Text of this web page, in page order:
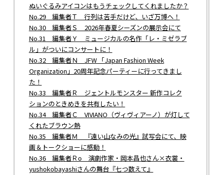
ぬいぐるみアイコンはもうチェックしてくれましたか？
No.29 編集者Ｔ 行列は苦手だけど、いざ万博へ！
No.30 編集者Ｓ 2026年春夏シーズンの展示会にて
No.31 編集者Ｙ ミュージカルの名作「レ・ミゼラブ
ル」がついにコンサートに！
No.32 編集者Ｎ JFW 「Japan Fashion Week
Organization」20周年記念パーティーに行ってきまし
た！
No.33 編集者Ｒ ジェントルモンスター 新作コレク
ションのときめきを共有したい！
No.34 編集者Ｃ VIVIANO（ヴィヴィアーノ）が灯して
くれたブラウン熱
No.35 編集者Ｍ 『遠い山なみの光』試写会にて、映
画＆トークショーに感動！
No.36 編集者Ｒo 演劇作家・岡本昌也さん×衣裳・
yushokobayashiさんの舞台『七つ数えて』